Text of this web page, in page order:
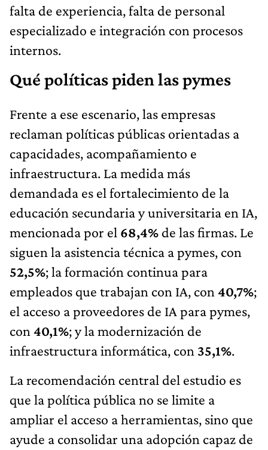
falta de experiencia, falta de personal
especializado e integración con procesos
internos.
Qué políticas piden las pymes
Frente a ese escenario, las empresas
reclaman políticas públicas orientadas a
capacidades, acompañamiento e
infraestructura. La medida más
demandada es el fortalecimiento de la
educación secundaria y universitaria en IA,
mencionada por el 68,4% de las firmas. Le
siguen la asistencia técnica a pymes, con
52,5%; la formación continua para
empleados que trabajan con IA, con 40,7%;
el acceso a proveedores de IA para pymes,
con 40,1%; y la modernización de
infraestructura informática, con 35,1%.
La recomendación central del estudio es
que la política pública no se limite a
ampliar el acceso a herramientas, sino que
ayude a consolidar una adopción capaz de